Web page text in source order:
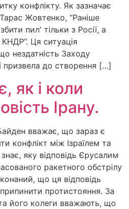
конфлікту. Як зазначає
Жовтенко, “Раніше
пил' тільки з Росії, а
КНДР”. Ця ситуація
нездатність Заходу
призвела до створення […]
як і коли
Ірану.
вважає, що зараз є
конфлікт між Ізраїлем та
яку відповідь Єрусалим
ракетного обстрілу
що ця відповідь
протистояння. За
його колеги вважають, що